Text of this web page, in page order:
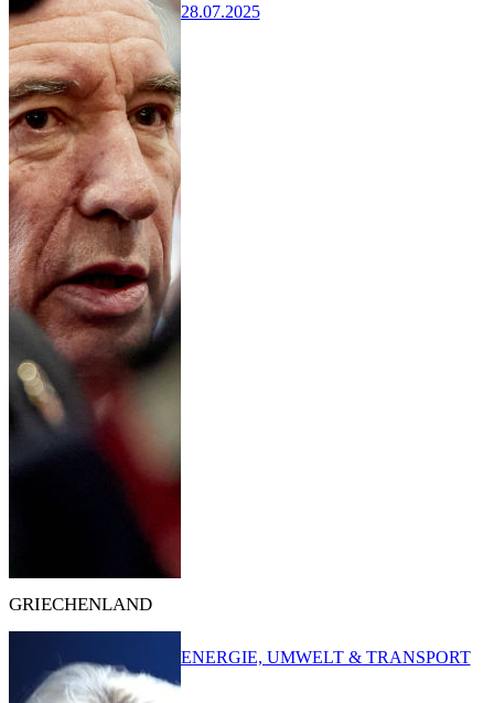
28.07.2025
GRIECHENLAND
ENERGIE, UMWELT & TRANSPORT